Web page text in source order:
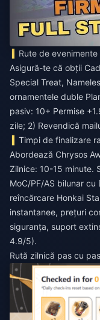
Rute de
Asigură-te că obții
Special Treat,
ornamentele duble
pasiv: 10+ Permise
zile; 2) Revendică
Timpi de finalizare
Abordează Chrysos
Zilnice: 10-15 minute.
MoC/PF/AS bilunar cu
reîncărcare Honkai
instantanee, prețuri
siguranța, suport
4.9/5).
Rută zilnică pas cu